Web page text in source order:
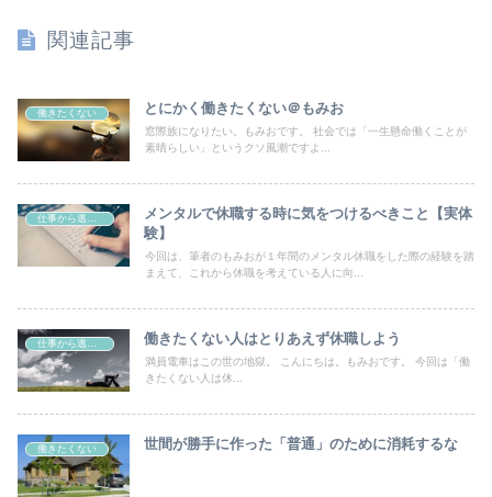
関連記事
働きたくない とにかく働きたくない＠もみお
窓際族になりたい。もみおです。 社会では「一生懸命働くことが
素晴らしい」というクソ風潮ですよ...
仕事から逃げる方法
メンタルで休職する時に気をつけるべきこと【実体
験】
今回は、筆者のもみおが１年間のメンタル休職をした際の経験を踏
まえて、これから休職を考えている人に向...
仕事から逃げる方法 働きたくない人はとりあえず休職しよう
満員電車はこの世の地獄。 こんにちは。もみおです。 今回は「働
きたくない人は休...
働きたくない 世間が勝手に作った「普通」のために消耗するな